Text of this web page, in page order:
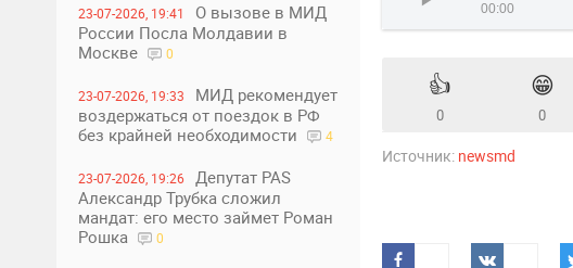
23-07-2026, 19:41
О вызове в МИД
России Посла Молдавии в
Москве
0
23-07-2026, 19:33
МИД рекомендует
воздержаться от поездок в РФ
без крайней необходимости
4
23-07-2026, 19:26
Депутат PAS
Александр Трубка сложил
мандат: его место займет Роман
Рошка
0
00:00
👍
0
😁
0
Источник: newsmd